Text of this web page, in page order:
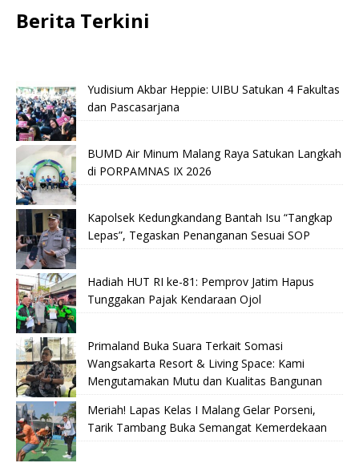
Berita Terkini
Yudisium Akbar Heppie: UIBU Satukan 4 Fakultas
dan Pascasarjana
BUMD Air Minum Malang Raya Satukan Langkah
di PORPAMNAS IX 2026
Kapolsek Kedungkandang Bantah Isu “Tangkap
Lepas”, Tegaskan Penanganan Sesuai SOP
Hadiah HUT RI ke-81: Pemprov Jatim Hapus
Tunggakan Pajak Kendaraan Ojol
Primaland Buka Suara Terkait Somasi
Wangsakarta Resort & Living Space: Kami
Mengutamakan Mutu dan Kualitas Bangunan
Meriah! Lapas Kelas I Malang Gelar Porseni,
Tarik Tambang Buka Semangat Kemerdekaan